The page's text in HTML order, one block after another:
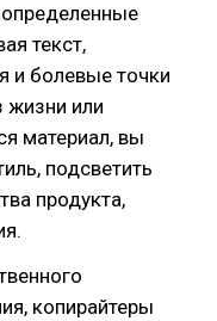
определенные
текст,
и болевые точки
жизни или
материал, вы
подсветить
продукта,
копирайтеры